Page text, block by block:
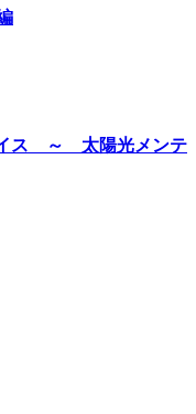
イス ～ 太陽光メンテ